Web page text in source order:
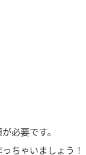
必要です。
ちゃいましょう！